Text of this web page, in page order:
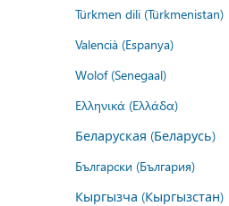
Türkmen dili (Türkmenistan)
Valencià (Espanya)
Wolof (Senegaal)
Ελληνικά (Ελλάδα)
Беларуская (Беларусь)
Български (България)
Кыргызча (Кыргызстан)